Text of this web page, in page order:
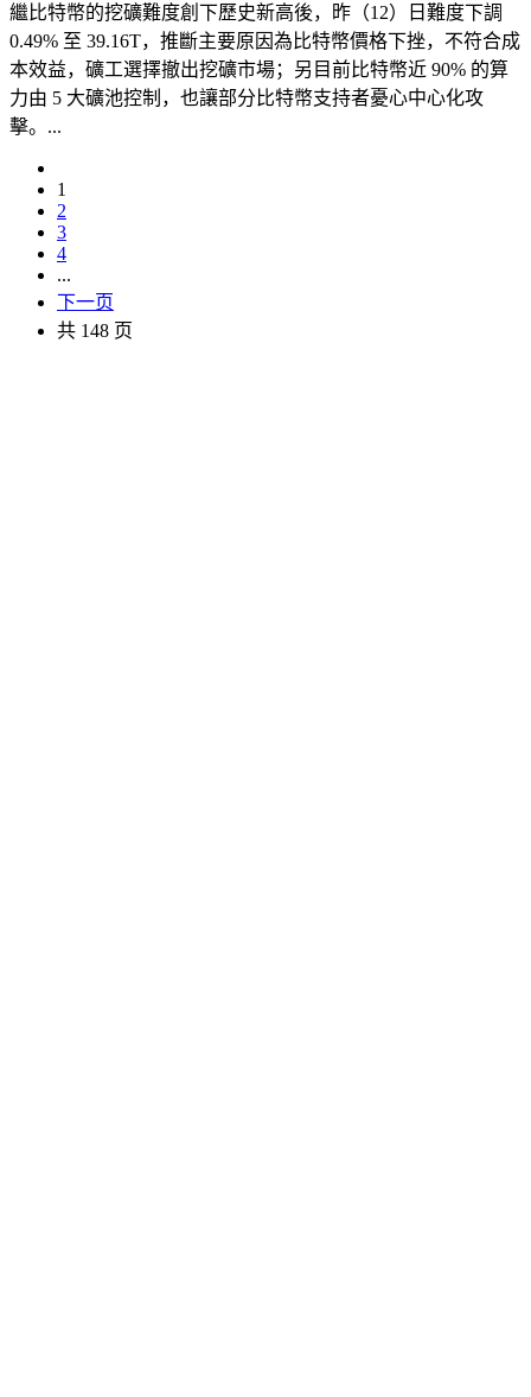
繼比特幣的挖礦難度創下歷史新高後，昨（12）日難度下調
0.49% 至 39.16T，推斷主要原因為比特幣價格下挫，不符合成
本效益，礦工選擇撤出挖礦市場；另目前比特幣近 90% 的算
力由 5 大礦池控制，也讓部分比特幣支持者憂心中心化攻
擊。...
1
2
3
4
...
下一页
共 148 页